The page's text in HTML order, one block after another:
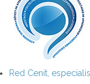
Red Cenit,